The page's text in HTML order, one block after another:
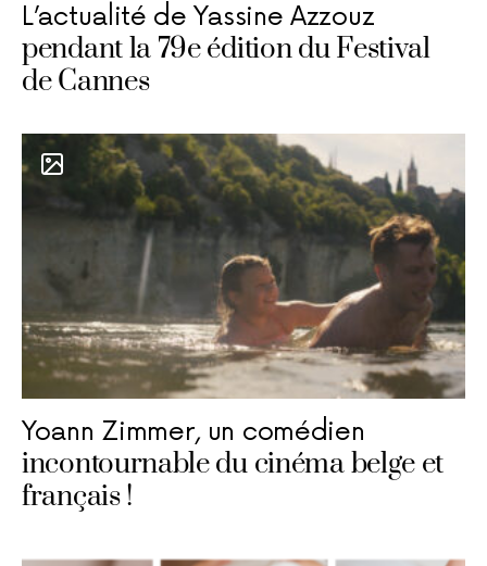
L’actualité de Yassine Azzouz
pendant la 79e édition du Festival
de Cannes
Yoann Zimmer, un comédien
incontournable du cinéma belge et
français !